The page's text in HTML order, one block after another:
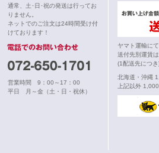
通常、土･日･祝の発送は行ってお
りません。
ネットでのご注文は24時間受け付
けております！
営業時間 9：00～17：00
平日 月～金（土・日・祝休）
ヤマト運輸に
送付先別運賃
(1配送先につき
北海道・沖縄
上記以外